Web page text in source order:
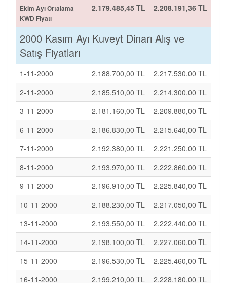
Ekim Ayı Ortalama
KWD Fiyatı
2.179.485,45 TL 2.208.191,36 TL
2000 Kasım Ayı Kuveyt Dinarı Alış ve
Satış Fiyatları
1-11-2000 2.188.700,00 TL
2.217.530,00 TL
2-11-2000
2.185.510,00 TL
2.214.300,00 TL
3-11-2000
2.181.160,00 TL
2.209.880,00 TL
6-11-2000
2.186.830,00 TL
2.215.640,00 TL
7-11-2000
2.192.380,00 TL
2.221.250,00 TL
8-11-2000
2.193.970,00 TL
2.222.860,00 TL
9-11-2000
2.196.910,00 TL
2.225.840,00 TL
10-11-2000
2.188.230,00 TL
2.217.050,00 TL
13-11-2000
2.193.550,00 TL
2.222.440,00 TL
14-11-2000
2.198.100,00 TL
2.227.060,00 TL
15-11-2000
2.196.530,00 TL
2.225.460,00 TL
16-11-2000
2.199.210,00 TL
2.228.180,00 TL